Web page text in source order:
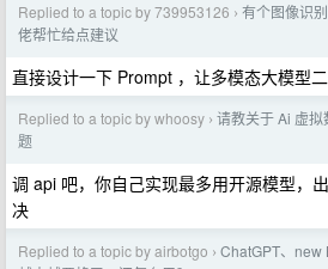
Replied to a topic by 739953126 › 有个图像识
佬帮忙给点建议
直接设计一下 Prompt ，让多模态大模型
Replied to a topic by whoosy › 请教关于 Ai 虚拟
题
调 api 吧，你自己实现最多用开源模型，
决
Replied to a topic by airbotgo › ChatGPT、new